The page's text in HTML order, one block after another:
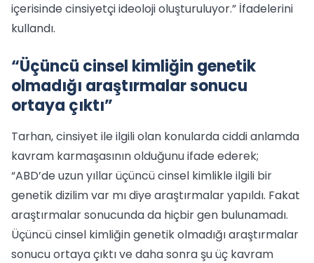
içerisinde cinsiyetçi ideoloji oluşturuluyor.” İfadelerini
kullandı.
“Üçüncü cinsel kimliğin genetik
olmadığı araştırmalar sonucu
ortaya çıktı”
Tarhan, cinsiyet ile ilgili olan konularda ciddi anlamda
kavram karmaşasının olduğunu ifade ederek;
“ABD’de uzun yıllar üçüncü cinsel kimlikle ilgili bir
genetik dizilim var mı diye araştırmalar yapıldı. Fakat
araştırmalar sonucunda da hiçbir gen bulunamadı.
Üçüncü cinsel kimliğin genetik olmadığı araştırmalar
sonucu ortaya çıktı ve daha sonra şu üç kavram